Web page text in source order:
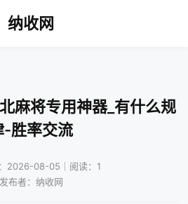
纳收网
麻将专用神器_有什么规
-胜率交流
2026-08-05｜阅读：1
发布者：纳收网